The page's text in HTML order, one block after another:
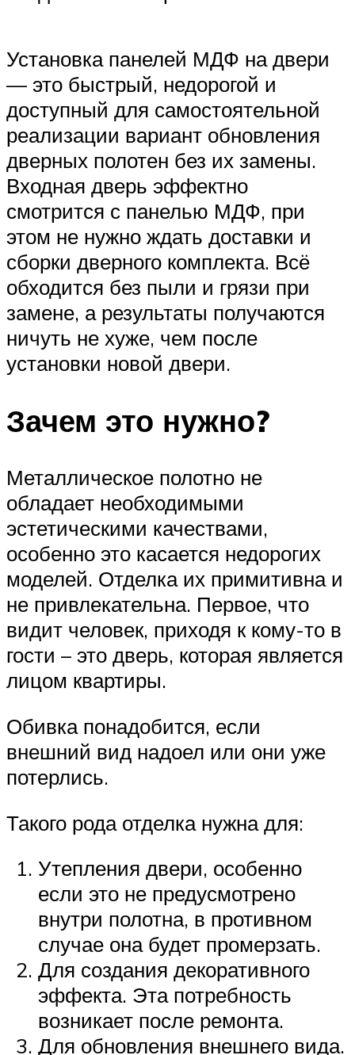
Установка панелей МДФ на двери
— это быстрый, недорогой и
доступный для самостоятельной
реализации вариант обновления
дверных полотен без их замены.
Входная дверь эффектно
смотрится с панелью МДФ, при
этом не нужно ждать доставки и
сборки дверного комплекта. Всё
обходится без пыли и грязи при
замене, а результаты получаются
ничуть не хуже, чем после
установки новой двери.
Зачем это нужно?
Металлическое полотно не
обладает необходимыми
эстетическими качествами,
особенно это касается недорогих
моделей. Отделка их примитивна и
не привлекательна. Первое, что
видит человек, приходя к кому-то в
гости – это дверь, которая является
лицом квартиры.
Обивка понадобится, если
внешний вид надоел или они уже
потерлись.
Такого рода отделка нужна для:
Утепления двери, особенно
если это не предусмотрено
внутри полотна, в противном
случае она будет промерзать.
Для создания декоративного
эффекта. Эта потребность
возникает после ремонта.
Для обновления внешнего вида.